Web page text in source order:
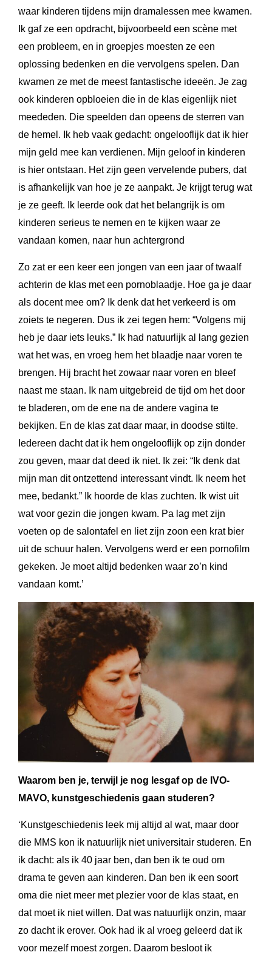
waar kinderen tijdens mijn dramalessen mee kwamen.
Ik gaf ze een opdracht, bijvoorbeeld een scène met
een probleem, en in groepjes moesten ze een
oplossing bedenken en die vervolgens spelen. Dan
kwamen ze met de meest fantastische ideeën. Je zag
ook kinderen opbloeien die in de klas eigenlijk niet
meededen. Die speelden dan opeens de sterren van
de hemel. Ik heb vaak gedacht: ongelooflijk dat ik hier
mijn geld mee kan verdienen. Mijn geloof in kinderen
is hier ontstaan. Het zijn geen vervelende pubers, dat
is afhankelijk van hoe je ze aanpakt. Je krijgt terug wat
je ze geeft. Ik leerde ook dat het belangrijk is om
kinderen serieus te nemen en te kijken waar ze
vandaan komen, naar hun achtergrond
Zo zat er een keer een jongen van een jaar of twaalf
achterin de klas met een pornoblaadje. Hoe ga je daar
als docent mee om? Ik denk dat het verkeerd is om
zoiets te negeren. Dus ik zei tegen hem: “Volgens mij
heb je daar iets leuks.” Ik had natuurlijk al lang gezien
wat het was, en vroeg hem het blaadje naar voren te
brengen. Hij bracht het zowaar naar voren en bleef
naast me staan. Ik nam uitgebreid de tijd om het door
te bladeren, om de ene na de andere vagina te
bekijken. En de klas zat daar maar, in doodse stilte.
Iedereen dacht dat ik hem ongelooflijk op zijn donder
zou geven, maar dat deed ik niet. Ik zei: “Ik denk dat
mijn man dit ontzettend interessant vindt. Ik neem het
mee, bedankt.” Ik hoorde de klas zuchten. Ik wist uit
wat voor gezin die jongen kwam. Pa lag met zijn
voeten op de salontafel en liet zijn zoon een krat bier
uit de schuur halen. Vervolgens werd er een pornofilm
gekeken. Je moet altijd bedenken waar zo’n kind
vandaan komt.’
Waarom ben je, terwijl je nog lesgaf op de IVO-
MAVO, kunstgeschiedenis gaan studeren?
‘Kunstgeschiedenis leek mij altijd al wat, maar door
die MMS kon ik natuurlijk niet universitair studeren. En
ik dacht: als ik 40 jaar ben, dan ben ik te oud om
drama te geven aan kinderen. Dan ben ik een soort
oma die niet meer met plezier voor de klas staat, en
dat moet ik niet willen. Dat was natuurlijk onzin, maar
zo dacht ik erover. Ook had ik al vroeg geleerd dat ik
voor mezelf moest zorgen. Daarom besloot ik